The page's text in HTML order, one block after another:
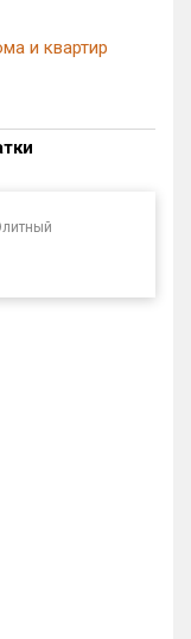
и квартир